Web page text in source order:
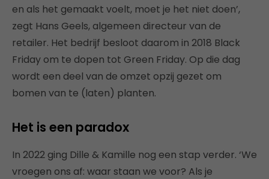
en als het gemaakt voelt, moet je het niet doen’,
zegt Hans Geels, algemeen directeur van de
retailer. Het bedrijf besloot daarom in 2018 Black
Friday om te dopen tot Green Friday. Op die dag
wordt een deel van de omzet opzij gezet om
bomen van te (laten) planten.
Het is een paradox
In 2022 ging Dille & Kamille nog een stap verder. ‘We
vroegen ons af: waar staan we voor? Als je